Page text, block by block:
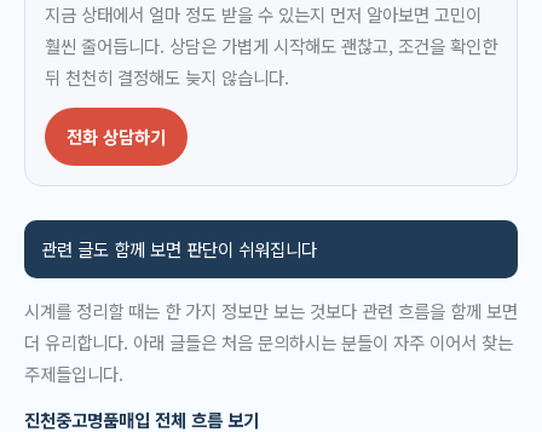
지금 상태에서 얼마 정도 받을 수 있는지 먼저 알아보면 고민이
훨씬 줄어듭니다. 상담은 가볍게 시작해도 괜찮고, 조건을 확인한
뒤 천천히 결정해도 늦지 않습니다.
전화 상담하기
관련 글도 함께 보면 판단이 쉬워집니다
시계를 정리할 때는 한 가지 정보만 보는 것보다 관련 흐름을 함께 보면
더 유리합니다. 아래 글들은 처음 문의하시는 분들이 자주 이어서 찾는
주제들입니다.
진천중고명품매입 전체 흐름 보기